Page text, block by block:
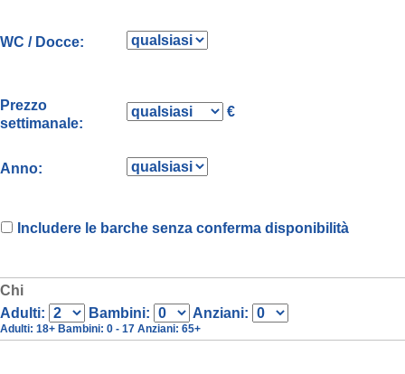
WC / Docce:
Prezzo
settimanale:
€
Anno:
Includere le barche senza conferma disponibilità
Chi
Adulti:
Bambini: Anziani:
Adulti: 18+ Bambini: 0 - 17 Anziani: 65+